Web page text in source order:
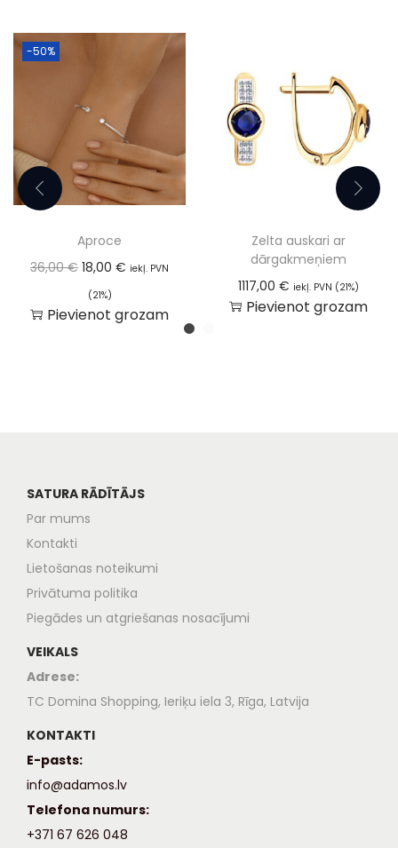
-50%
Aproce
36,00€ 18,00 € iekļ. PVN
(21%)
Pievienot grozam
Zelta auskari ar
dārgakmeņiem
1117,00 € iekļ. PVN (21%)
Pievienot grozam
SATURA RĀDĪTĀJS
Par mums
Kontakti
Lietošanas noteikumi
Privātuma politika
Piegādes un atgriešanas nosacījumi
VEIKALS
Adrese:
TC Domina Shopping, Ieriķu iela 3, Rīga, Latvija
KONTAKTI
E-pasts:
info@adamos.lv
Telefona numurs:
+371 67 626 048